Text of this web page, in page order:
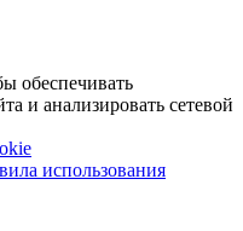
обеспечивать
и анализировать сетевой
использования